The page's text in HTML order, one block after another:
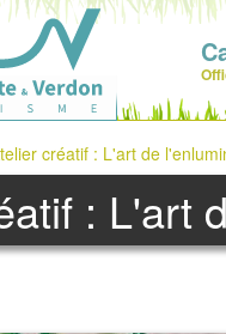
créatif : L'art de
: L'art